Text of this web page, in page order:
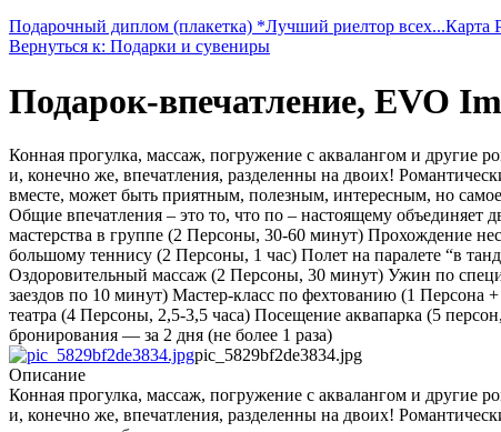
Подарочный диплом (плакетка) *Лучший риелтор всех...Карта
Вернуться к: Подарки и сувениры
Подарок-впечатление, EVO
Конная прогулка, массаж, погружение с аквалангом и другие
и, конечно же, впечатления, разделенны на двоих!
вместе, может быть приятным, полезным, интересным, но самое
Общие впечатления – это то, что по – настоящему
мастерства в группе (2 Персоны, 30-60 минут) Прохождение
большому теннису (2 Персоны, 1 час) Полет на паралете “в
Оздоровительный массаж (2 Персоны, 30 минут) Ужин по
заездов по 10 минут) Мастер-класс по фехтованию (1 Персона
театра (4 Персоны, 2,5-3,5 часа) Посещение аквапарка (5
бронирования — за 2 дня (не более 1 раза)
pic_5829bf2de3834.jpg
Описание
Конная прогулка, массаж, погружение с аквалангом и другие
и, конечно же, впечатления, разделенны на двоих!